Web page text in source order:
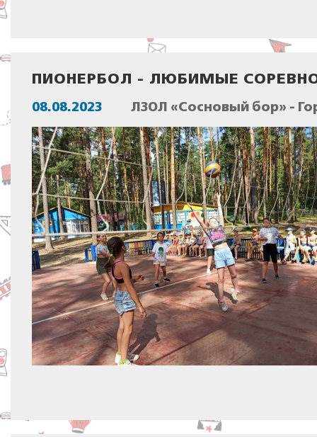
ПИОНЕРБОЛ - ЛЮБИМЫЕ
08.08.2023 ЛЗОЛ «Сосновый бор» -